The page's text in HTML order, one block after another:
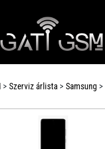
> Szerviz árlista > Samsung >